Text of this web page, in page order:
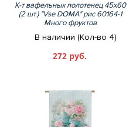
К-т вафельных полотенец 45х60
(2 шт.) "Vse DOMA" рис 60164-1
Много фруктов
В наличии (Кол-во 4)
272 руб.